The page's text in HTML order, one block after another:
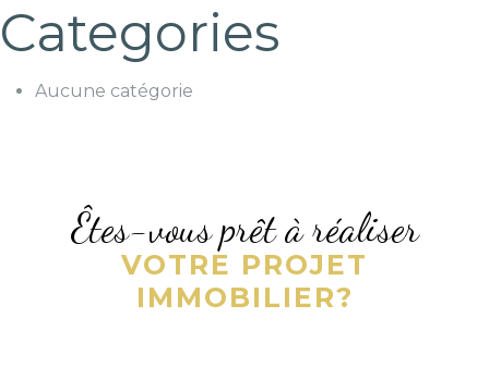
Categories
Aucune catégorie
Êtes-vous prêt à réaliser
VOTRE PROJET
IMMOBILIER?